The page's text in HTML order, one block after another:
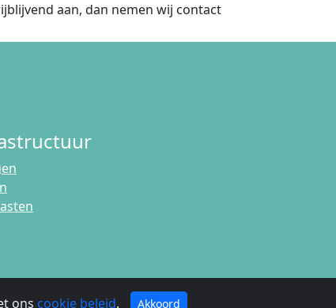
aan, dan nemen wij contact
ons cookie beleid. Akkoord